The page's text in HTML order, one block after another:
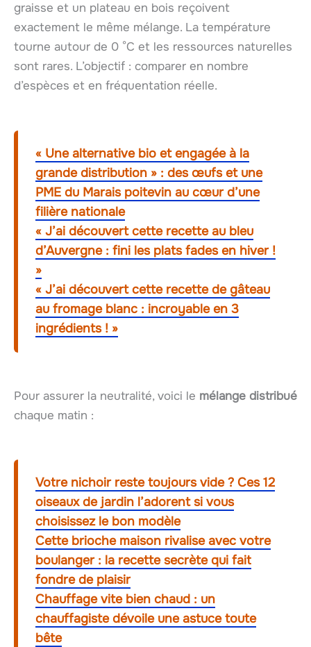
graisse et un plateau en bois reçoivent
exactement le même mélange. La température
tourne autour de 0 °C et les ressources naturelles
sont rares. L’objectif : comparer en nombre
d’espèces et en fréquentation réelle.
« Une alternative bio et engagée à la
grande distribution » : des œufs et une
PME du Marais poitevin au cœur d’une
filière nationale
« J’ai découvert cette recette au bleu
d’Auvergne : fini les plats fades en hiver !
»
« J’ai découvert cette recette de gâteau
au fromage blanc : incroyable en 3
ingrédients ! »
Pour assurer la neutralité, voici le mélange distribué
chaque matin :
Votre nichoir reste toujours vide ? Ces 12
oiseaux de jardin l’adorent si vous
choisissez le bon modèle
Cette brioche maison rivalise avec votre
boulanger : la recette secrète qui fait
fondre de plaisir
Chauffage vite bien chaud : un
chauffagiste dévoile une astuce toute
bête